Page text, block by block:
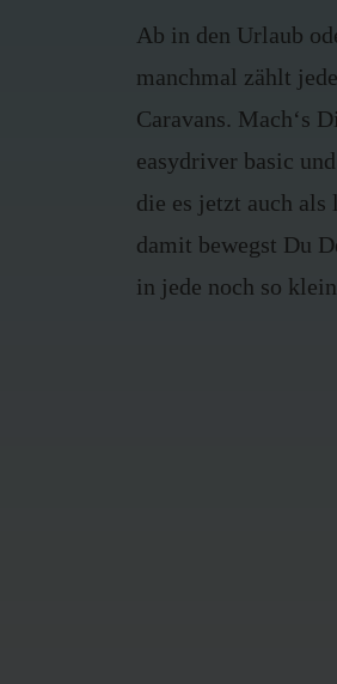
Ab in den Urlaub
manchmal zählt
Caravans. Mach‘s
easydriver basic
die es jetzt auch
damit bewegst Du
in jede noch so